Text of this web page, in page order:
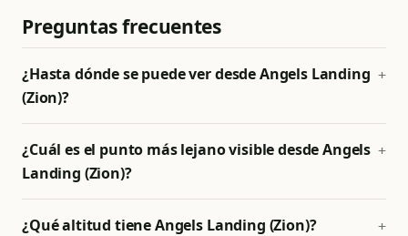
Preguntas frecuentes
¿Hasta dónde se puede ver desde Angels Landing
(Zion)?
¿Cuál es el punto más lejano visible desde Angels
Landing (Zion)?
¿Qué altitud tiene Angels Landing (Zion)?